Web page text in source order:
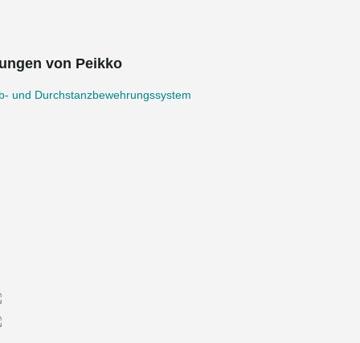
von Peikko
und Durchstanzbewehrungssystem